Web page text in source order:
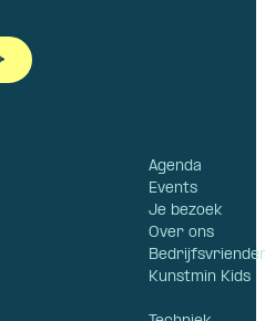
Agenda
Events
Je bezoek
Over ons
Kunstmin Kids